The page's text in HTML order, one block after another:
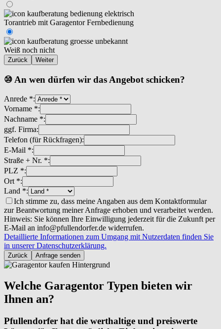
Torantrieb mit Garagentor Fernbedienung
Weiß noch nicht
Zurück Weiter
⑩ An wen dürfen wir das Angebot schicken?
Anrede *:
Vorname *:
Nachname *:
ggf. Firma:
Telefon (für Rückfragen):
E-Mail *:
Straße + Nr. *:
PLZ *:
Ort *:
Land *:
Ich stimme zu, dass meine Angaben aus dem Kontaktformular
zur Beantwortung meiner Anfrage erhoben und verarbeitet werden.
Hinweis: Sie können Ihre Einwilligung jederzeit für die Zukunft per
E-Mail an info@pfullendorfer.de widerrufen.
Detaillierte Informationen zum Umgang mit Nutzerdaten finden Sie
in unserer Datenschutzerklärung.
Zurück Anfrage senden
Welche Garagentor Typen bieten wir
Ihnen an?
Pfullendorfer hat die werthaltige und preiswerte